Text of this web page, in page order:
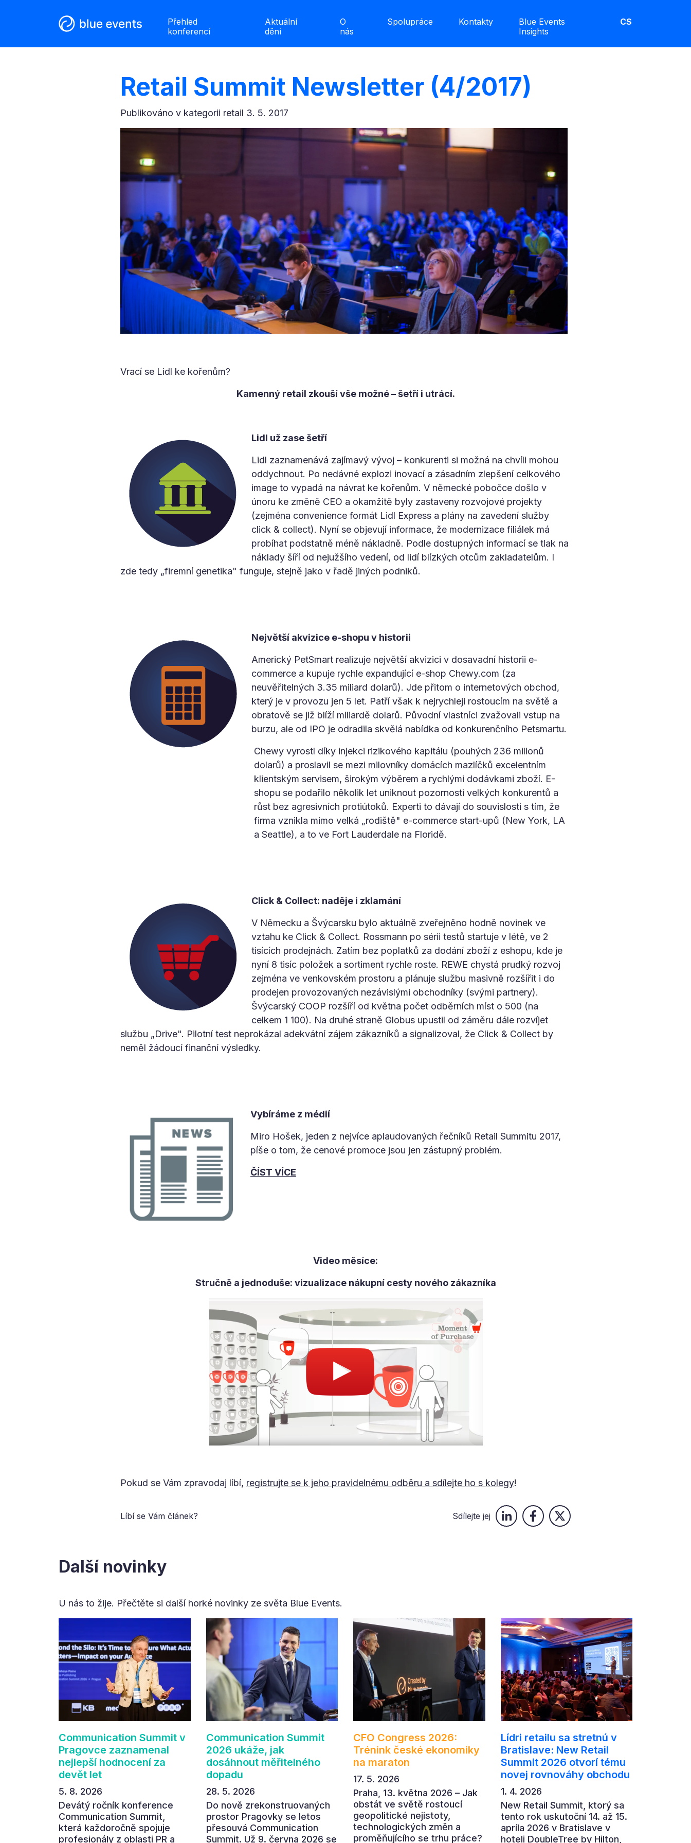
Přehled
konferencí
Aktuální
dění
O
nás
Spolupráce Kontakty
Blue Events
Insights
CS
Retail Summit Newsletter (4/2017)
Publikováno v kategorii retail 3. 5. 2017
Vrací se Lidl ke kořenům?
Kamenný retail zkouší vše možné – šetří i utrácí.
Lidl už zase šetří
Lidl zaznamenává zajímavý vývoj – konkurenti si možná na chvíli mohou
oddychnout. Po nedávné explozi inovací a zásadním zlepšení celkového
image to vypadá na návrat ke kořenům. V německé pobočce došlo v
únoru ke změně CEO a okamžitě byly zastaveny rozvojové projekty
(zejména convenience formát Lidl Express a plány na zavedení služby
click & collect). Nyní se objevují informace, že modernizace filiálek má
probíhat podstatně méně nákladně. Podle dostupných informací se tlak na
náklady šíří od nejužšího vedení, od lidí blízkých otcům zakladatelům. I
zde tedy „firemní genetika" funguje, stejně jako v řadě jiných podniků.
Největší akvizice e-shopu v historii
Americký PetSmart realizuje největší akvizici v dosavadní historii e-
commerce a kupuje rychle expandující e-shop Chewy.com (za
neuvěřitelných 3.35 miliard dolarů). Jde přitom o internetových obchod,
který je v provozu jen 5 let. Patří však k nejrychleji rostoucím na světě a
obratově se již blíží miliardě dolarů. Původní vlastníci zvažovali vstup na
burzu, ale od IPO je odradila skvělá nabídka od konkurenčního Petsmartu.
Chewy vyrostl díky injekci rizikového kapitálu (pouhých 236 milionů
dolarů) a proslavil se mezi milovníky domácích mazlíčků excelentním
klientským servisem, širokým výběrem a rychlými dodávkami zboží. E-
shopu se podařilo několik let uniknout pozornosti velkých konkurentů a
růst bez agresivních protiútoků. Experti to dávají do souvislosti s tím, že
firma vznikla mimo velká „rodiště" e-commerce start-upů (New York, LA
a Seattle), a to ve Fort Lauderdale na Floridě.
Click & Collect: naděje i zklamání
V Německu a Švýcarsku bylo aktuálně zveřejněno hodně novinek ve
vztahu ke Click & Collect. Rossmann po sérii testů startuje v létě, ve 2
tisících prodejnách. Zatím bez poplatků za dodání zboží z eshopu, kde je
nyní 8 tisíc položek a sortiment rychle roste. REWE chystá prudký rozvoj
zejména ve venkovském prostoru a plánuje službu masivně rozšířit i do
prodejen provozovaných nezávislými obchodníky (svými partnery).
Švýcarský COOP rozšíří od května počet odběrních míst o 500 (na
celkem 1 100). Na druhé straně Globus upustil od záměru dále rozvíjet
službu „Drive". Pilotní test neprokázal adekvátní zájem zákazníků a signalizoval, že Click & Collect by
neměl žádoucí finanční výsledky.
Vybíráme z médií
Miro Hošek, jeden z nejvíce aplaudovaných řečníků Retail Summitu 2017,
píše o tom, že cenové promoce jsou jen zástupný problém.
ČÍST VÍCE
Video měsíce:
Stručně a jednoduše: vizualizace nákupní cesty nového zákazníka
Pokud se Vám zpravodaj líbí, registrujte se k jeho pravidelnému odběru a sdílejte ho s kolegy!
Líbí se Vám článek? Sdílejte jej
Další novinky
U nás to žije. Přečtěte si další horké novinky ze světa Blue Events.
Communication Summit v
Pragovce zaznamenal
nejlepší hodnocení za
devět let
5. 8. 2026
Devátý ročník konference
Communication Summit,
která každoročně spojuje
profesionály z oblasti PR a
Communication Summit
2026 ukáže, jak
dosáhnout měřitelného
dopadu
28. 5. 2026
Do nově zrekonstruovaných
prostor Pragovky se letos
přesouvá Communication
Summit. Už 9. června 2026 se
CFO Congress 2026:
Trénink české ekonomiky
na maraton
17. 5. 2026
Praha, 13. května 2026 – Jak
obstát ve světě rostoucí
geopolitické nejistoty,
technologických změn a
proměňujícího se trhu práce?
Lídri retailu sa stretnú v
Bratislave: New Retail
Summit 2026 otvorí tému
novej rovnováhy obchodu
1. 4. 2026
New Retail Summit, ktorý sa
tento rok uskutoční 14. až 15.
apríla 2026 v Bratislave v
hoteli DoubleTree by Hilton,